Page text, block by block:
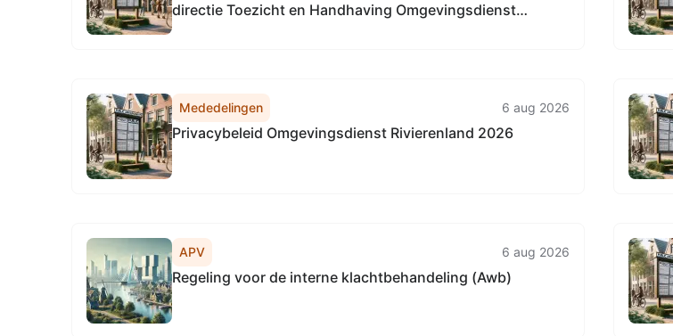
directie Toezicht en Handhaving Omgevingsdienst
Mededelingen 6 aug 2026
Privacybeleid Omgevingsdienst Rivierenland 2026
APV 6 aug 2026
Regeling voor de interne klachtbehandeling (Awb)